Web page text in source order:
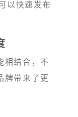
以快速发布
相结合，不
牌带来了更